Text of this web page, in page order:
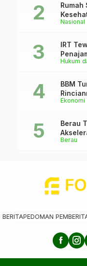
Nasional
Rumah
Hukum
IRT
Ekonomi
BBM
Berau
Berau
BERITAPEDOMAN